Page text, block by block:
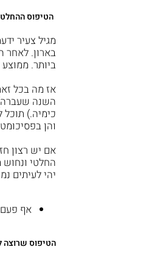
הטיפוס
מגיל צעיר
בארון. לאחר
ביותר.
כימיה.)
והן
אם יש רצון
החלטי
יהי לעיתים
אף
הטיפוס שרוצה